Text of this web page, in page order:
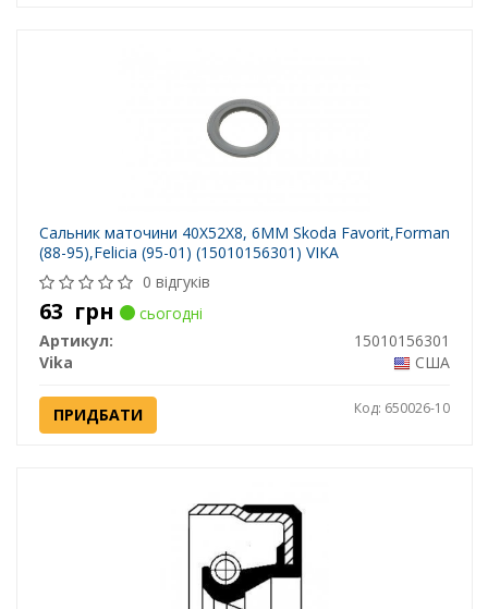
Сальник маточини 40X52X8, 6MM Skoda Favorit,Forman
(88-95),Felicia (95-01) (15010156301) VIKA
0 відгуків
63 грн
сьогодні
Артикул:
15010156301
Vika
США
ПРИДБАТИ Код: 650026-10